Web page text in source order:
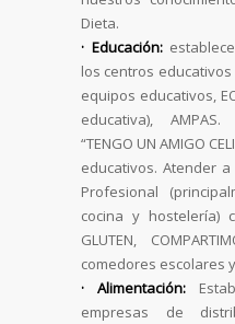
Dieta.
· Educación:
los centros
equipos educativos,
educativa),
“TENGO UN AMIGO
educativos. Atender
Profesional
cocina y hostelería)
GLUTEN,
comedores escolares
· Alimentación:
empresas de